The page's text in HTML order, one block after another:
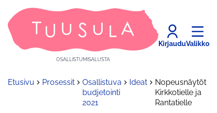
OSALLISTUMISALUSTA
KirjauduValikko
Etusivu Prosessit
Osallistuva
budjetointi
2021
Ideat
Nopeusnäytöt
Kirkkotielle ja
Rantatielle